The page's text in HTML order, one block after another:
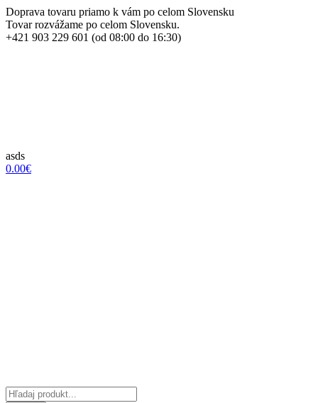
Doprava tovaru priamo k vám po celom Slovensku
Tovar rozvážame po celom Slovensku.
+421 903 229 601 (od 08:00 do 16:30)
asds
0.00€